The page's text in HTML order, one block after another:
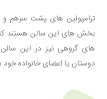
ترامپولین های پشت سرهم و
بخش های این سالن هستند که
های گروهی نیز در این
دوستان یا اعضای خانواده خود